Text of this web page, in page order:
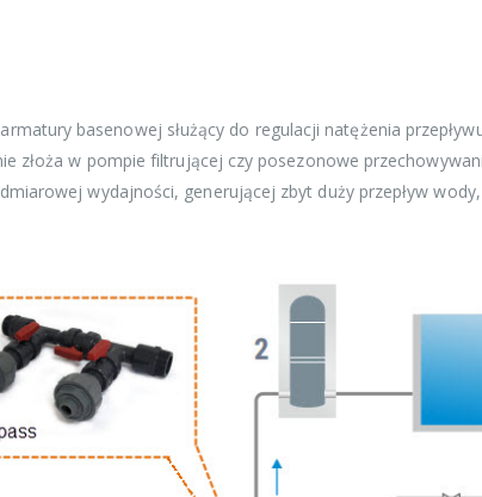
basenowej służący do regulacji natężenia
złoża w pompie filtrującej czy posezonowe
wydajności, generującej zbyt duży przepływ